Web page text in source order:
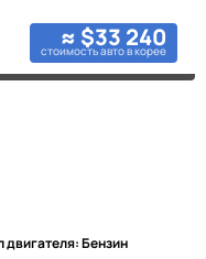
≈ $33 240
стоимость авто в корее
двигателя: Бензин